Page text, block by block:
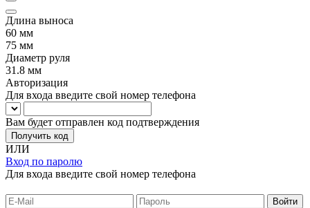
Длина выноса
60 мм
75 мм
Диаметр руля
31.8 мм
Авторизация
Для входа введите свой номер телефона
Вам будет отправлен код подтверждения
Получить код
ИЛИ
Вход по паролю
Для входа введите свой номер телефона